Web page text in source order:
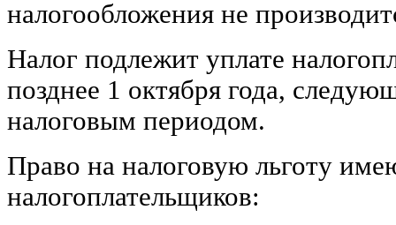
налогообложения не
Налог подлежит уплате
позднее 1 октября года,
налоговым периодом.
Право на налоговую льготу
налогоплательщиков: